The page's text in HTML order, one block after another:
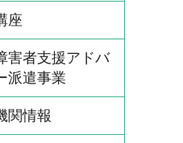
座
害者支援アドバ
派遣事業
関情報